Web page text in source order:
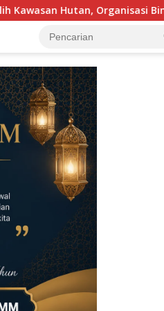
Penguasa Dituduh Jadi